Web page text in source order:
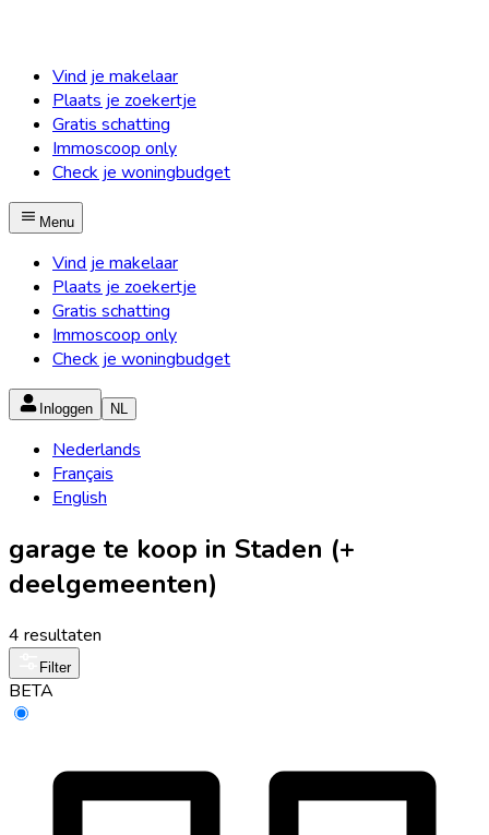
Vind je makelaar
Plaats je zoekertje
Gratis schatting
Immoscoop only
Check je woningbudget
Menu
Vind je makelaar
Plaats je zoekertje
Gratis schatting
Immoscoop only
Check je woningbudget
Inloggen NL
Nederlands
Français
English
garage te koop in Staden (+
deelgemeenten)
4 resultaten
Filter
BETA